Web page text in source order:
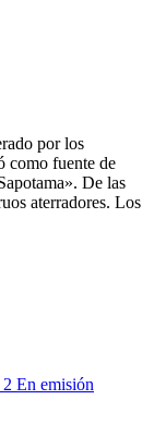
por los
como fuente de
De las
aterradores. Los
2 En emisión